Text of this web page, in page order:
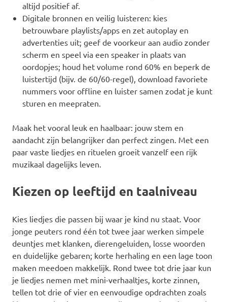
altijd positief af.
Digitale bronnen en veilig luisteren: kies
betrouwbare playlists/apps en zet autoplay en
advertenties uit; geef de voorkeur aan audio zonder
scherm en speel via een speaker in plaats van
oordopjes; houd het volume rond 60% en beperk de
luistertijd (bijv. de 60/60-regel), download favoriete
nummers voor offline en luister samen zodat je kunt
sturen en meepraten.
Maak het vooral leuk en haalbaar: jouw stem en
aandacht zijn belangrijker dan perfect zingen. Met een
paar vaste liedjes en rituelen groeit vanzelf een rijk
muzikaal dagelijks leven.
Kiezen op leeftijd en taalniveau
Kies liedjes die passen bij waar je kind nu staat. Voor
jonge peuters rond één tot twee jaar werken simpele
deuntjes met klanken, dierengeluiden, losse woorden
en duidelijke gebaren; korte herhaling en een lage toon
maken meedoen makkelijk. Rond twee tot drie jaar kun
je liedjes nemen met mini-verhaaltjes, korte zinnen,
tellen tot drie of vier en eenvoudige opdrachten zoals